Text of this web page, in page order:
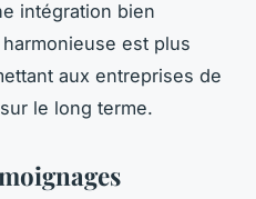
intégration bien
est plus
aux entreprises de
le long terme.